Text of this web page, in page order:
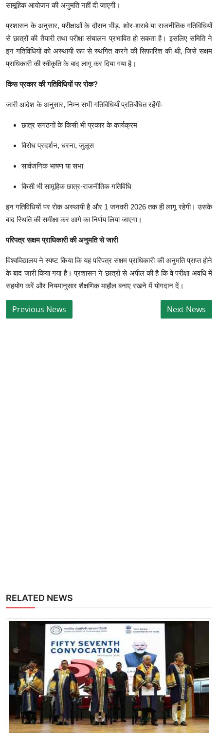
सामूहिक आयोजन की अनुमति नहीं दी जाएगी।
प्रशासन के अनुसार, परीक्षाओं के दौरान भीड़, शोर-शराबे या राजनीतिक गतिविधियों
से छात्रों की तैयारी तथा परीक्षा संचालन प्रभावित हो सकता है। इसलिए समिति ने
इन गतिविधियों को अस्थायी रूप से स्थगित करने की सिफारिश की थी, जिसे सक्षम
प्राधिकारी की स्वीकृति के बाद लागू कर दिया गया है।
किस प्रकार की गतिविधियों पर रोक?
जारी आदेश के अनुसार, निम्न सभी गतिविधियाँ प्रतिबंधित रहेंगी-
छात्र संगठनों के किसी भी प्रकार के कार्यक्रम
विरोध प्रदर्शन, धरना, जुलूस
सार्वजनिक भाषण या सभा
किसी भी सामूहिक छात्र-राजनीतिक गतिविधि
इन गतिविधियों पर रोक अस्थायी है और 1 जनवरी 2026 तक ही लागू रहेगी। उसके
बाद स्थिति की समीक्षा कर आगे का निर्णय लिया जाएगा।
परिपत्र सक्षम प्राधिकारी की अनुमति से जारी
विश्वविद्यालय ने स्पष्ट किया कि यह परिपत्र सक्षम प्राधिकारी की अनुमति प्राप्त होने
के बाद जारी किया गया है। प्रशासन ने छात्रों से अपील की है कि वे परीक्षा अवधि में
सहयोग करें और नियमानुसार शैक्षणिक माहौल बनाए रखने में योगदान दें।
RELATED NEWS